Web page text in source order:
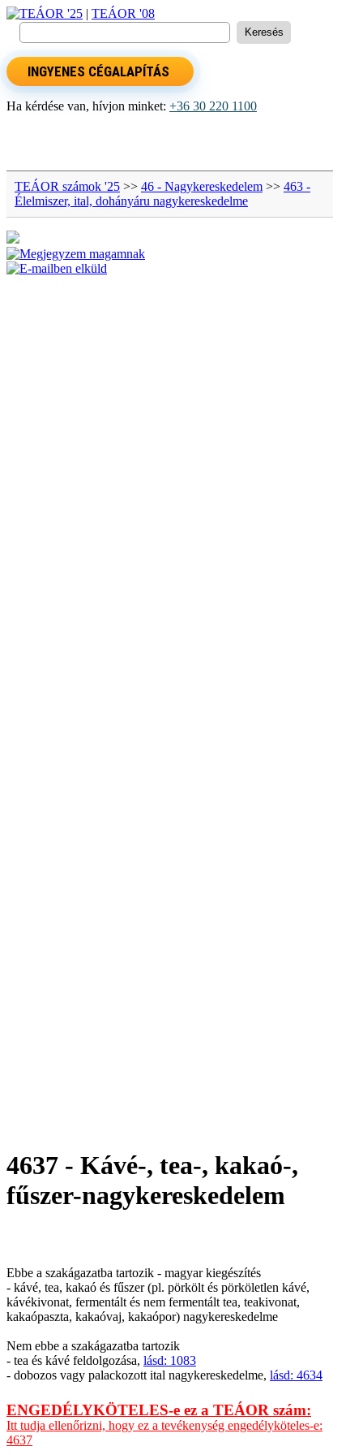
TEÁOR '25 | TEÁOR '08
INGYENES CÉGALAPÍTÁS
Ha kérdése van, hívjon minket: +36 30 220 1100
TEÁOR számok '25 >> 46 - Nagykereskedelem >> 463 -
Élelmiszer, ital, dohányáru nagykereskedelme
4637 - Kávé-, tea-, kakaó-,
fűszer-nagykereskedelem
Ebbe a szakágazatba tartozik - magyar kiegészítés
- kávé, tea, kakaó és fűszer (pl. pörkölt és pörköletlen kávé,
kávékivonat, fermentált és nem fermentált tea, teakivonat,
kakaópaszta, kakaóvaj, kakaópor) nagykereskedelme
Nem ebbe a szakágazatba tartozik
- tea és kávé feldolgozása, lásd: 1083
- dobozos vagy palackozott ital nagykereskedelme, lásd: 4634
ENGEDÉLYKÖTELES-e ez a TEÁOR szám:
Itt tudja ellenőrizni, hogy ez a tevékenység engedélyköteles-e:
4637